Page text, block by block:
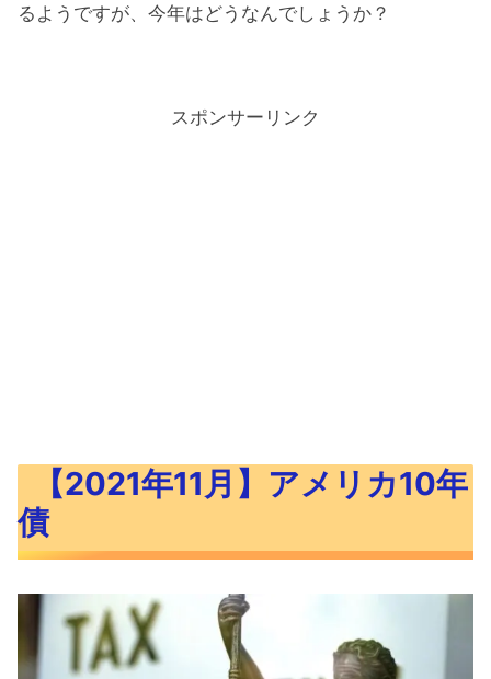
るようですが、今年はどうなんでしょうか？
スポンサーリンク
【2021年11月】アメリカ10年
債